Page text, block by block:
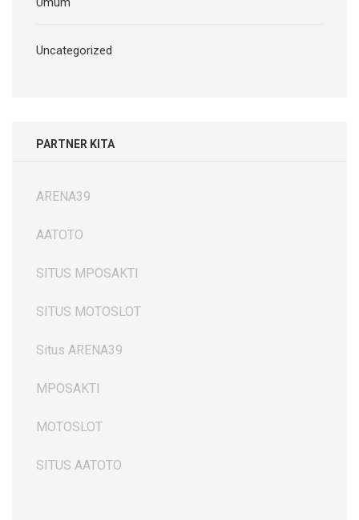
Uncategorized
PARTNER KITA
ARENA39
AATOTO
SITUS MPOSAKTI
SITUS MOTOSLOT
Situs ARENA39
MPOSAKTI
MOTOSLOT
SITUS AATOTO